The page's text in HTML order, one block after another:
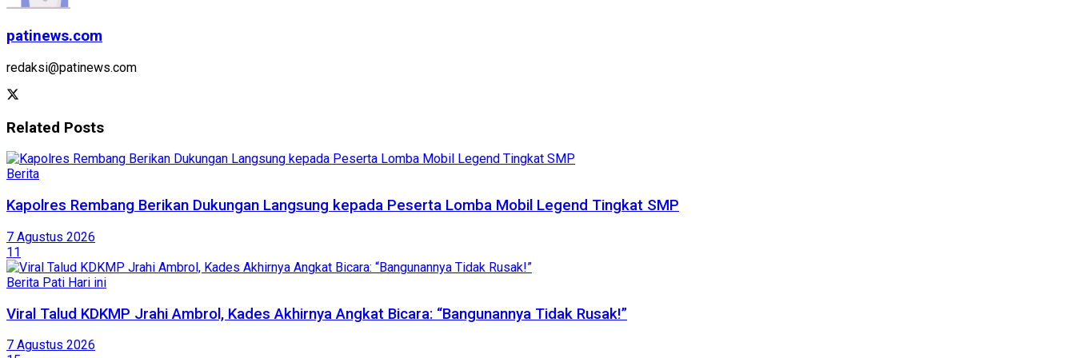
patinews.com
redaksi@patinews.com
Related Posts
Berita
Kapolres Rembang Berikan Dukungan Langsung kepada Peserta Lomba Mobil Legend Tingkat SMP
7 Agustus 2026
11
Berita Pati Hari ini
Viral Talud KDKMP Jrahi Ambrol, Kades Akhirnya Angkat Bicara: “Bangunannya Tidak Rusak!”
7 Agustus 2026